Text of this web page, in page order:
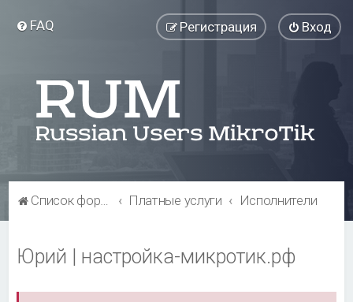
FAQ Вход
Регистрация
Список форумов Платные услуги Исполнители
Юрий | настройка-микротик.рф